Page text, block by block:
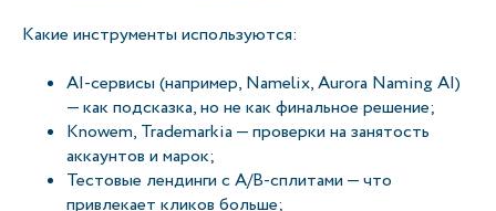
Какие инструменты используются:
AI-сервисы (например, Namelix, Aurora Naming AI)
— как подсказка, но не как финальное решение;
Knowem, Trademarkia — проверки на занятость
аккаунтов и марок;
Тестовые лендинги c A/B-сплитами — что
привлекает кликов больше;